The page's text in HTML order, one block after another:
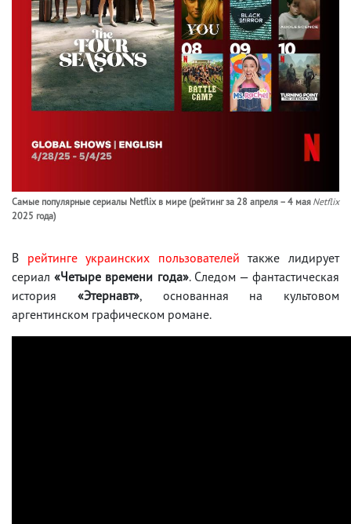
Самые популярные сериалы Netflix в мире (рейтинг за 28 апреля – 4 мая
2025 года)
Netflix
В рейтинге украинских пользователей также лидирует
сериал«Четыре времени года». Следом — фантастическая
история «Этернавт», основанная на культовом
аргентинском графическом романе.